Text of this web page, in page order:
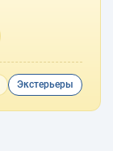
Экстерьеры